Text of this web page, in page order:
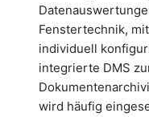
Fenstertechnik,
individuell
integrierte DMS
wird häufig